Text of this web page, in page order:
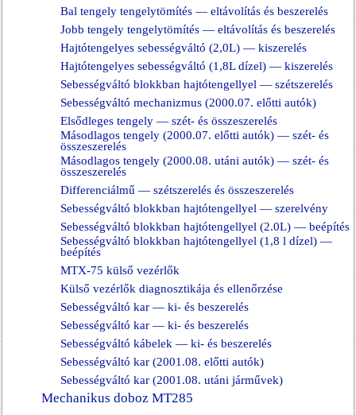
Bal tengely tengelytömítés — eltávolítás és beszerelés
Jobb tengely tengelytömítés — eltávolítás és beszerelés
Hajtótengelyes sebességváltó (2,0L) — kiszerelés
Hajtótengelyes sebességváltó (1,8L dízel) — kiszerelés
Sebességváltó blokkban hajtótengellyel — szétszerelés
Sebességváltó mechanizmus (2000.07. előtti autók)
Elsődleges tengely — szét- és összeszerelés
Másodlagos tengely (2000.07. előtti autók) — szét- és
összeszerelés
Másodlagos tengely (2000.08. utáni autók) — szét- és
összeszerelés
Differenciálmű — szétszerelés és összeszerelés
Sebességváltó blokkban hajtótengellyel — szerelvény
Sebességváltó blokkban hajtótengellyel (2.0L) — beépítés
Sebességváltó blokkban hajtótengellyel (1,8 l dízel) —
beépítés
MTX-75 külső vezérlők
Külső vezérlők diagnosztikája és ellenőrzése
Sebességváltó kar — ki- és beszerelés
Sebességváltó kar — ki- és beszerelés
Sebességváltó kábelek — ki- és beszerelés
Sebességváltó kar (2001.08. előtti autók)
Sebességváltó kar (2001.08. utáni járművek)
Mechanikus doboz MT285